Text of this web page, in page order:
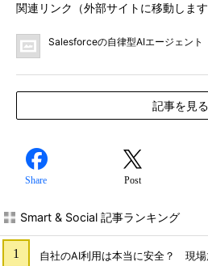
関連リンク（外部サイトに移動します
Salesforceの自律型AIエージェント
記事を見る
Share Post
Smart & Social 記事ランキング
自社のAI利用は本当に安全？ 現場